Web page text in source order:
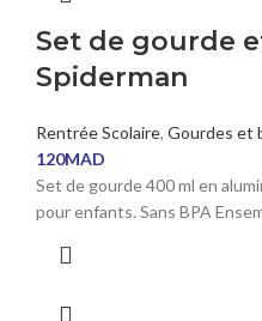
Set de gourde
Spiderman
Rentrée Scolaire, Gourdes et
120MAD
Set de gourde 400 ml en
pour enfants. Sans BPA